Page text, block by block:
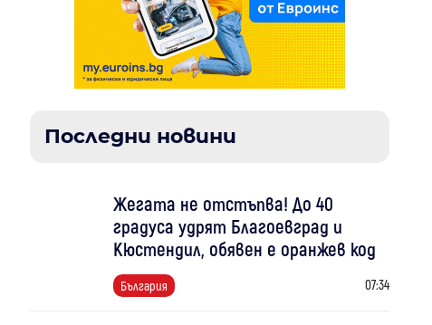
Последни новини
Жегата не отстъпва! До 40
градуса удрят Благоевград и
Кюстендил, обявен е оранжев код
България 07:34